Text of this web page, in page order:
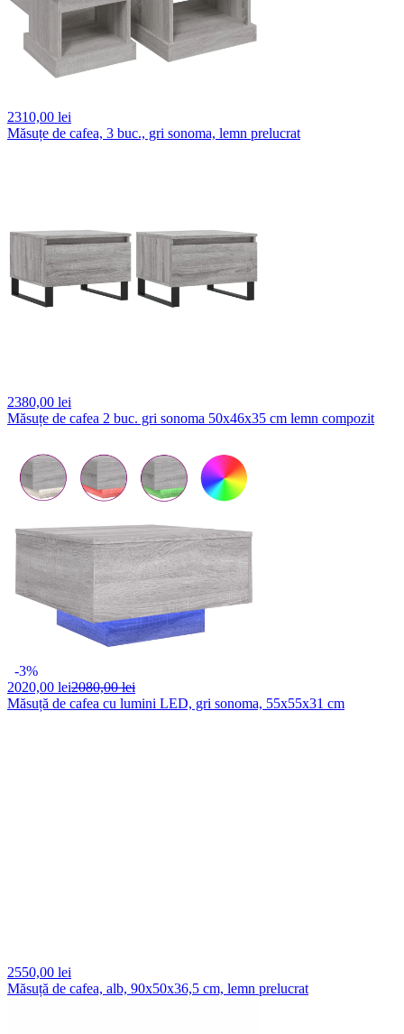
2310,00 lei
Măsuțe de cafea, 3 buc., gri sonoma, lemn prelucrat
2380,00 lei
Măsuțe de cafea 2 buc. gri sonoma 50x46x35 cm lemn compozit
-3%
2020,00 lei2080,00 lei
Măsuță de cafea cu lumini LED, gri sonoma, 55x55x31 cm
2550,00 lei
Măsuță de cafea, alb, 90x50x36,5 cm, lemn prelucrat